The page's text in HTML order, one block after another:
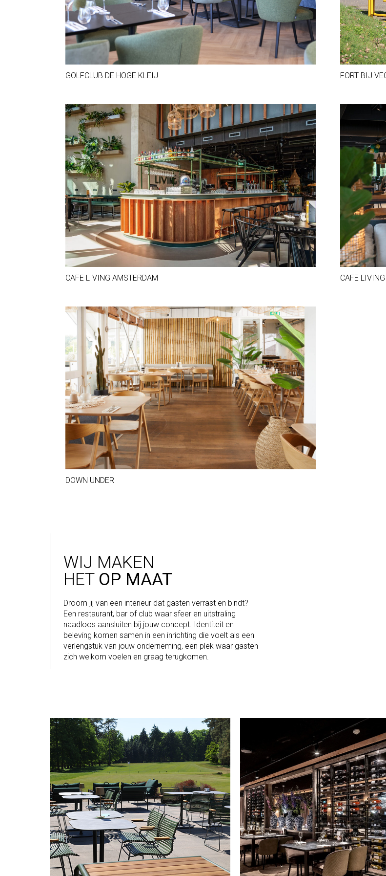
GOLFCLUB DE HOGE KLEIJ FORT BIJ
CAFE LIVING AMSTERDAM CAFE
DOWN UNDER
WIJ MAKEN
HET OP MAAT
Droom jij van een interieur dat gasten verrast en bindt?
Een restaurant, bar of club waar sfeer en uitstraling
naadloos aansluiten bij jouw concept. Identiteit en
beleving komen samen in een inrichting die voelt als een
verlengstuk van jouw onderneming, een plek waar gasten
zich welkom voelen en graag terugkomen.